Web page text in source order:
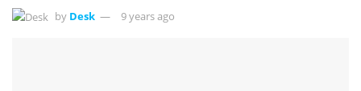
by Desk 9 years ago